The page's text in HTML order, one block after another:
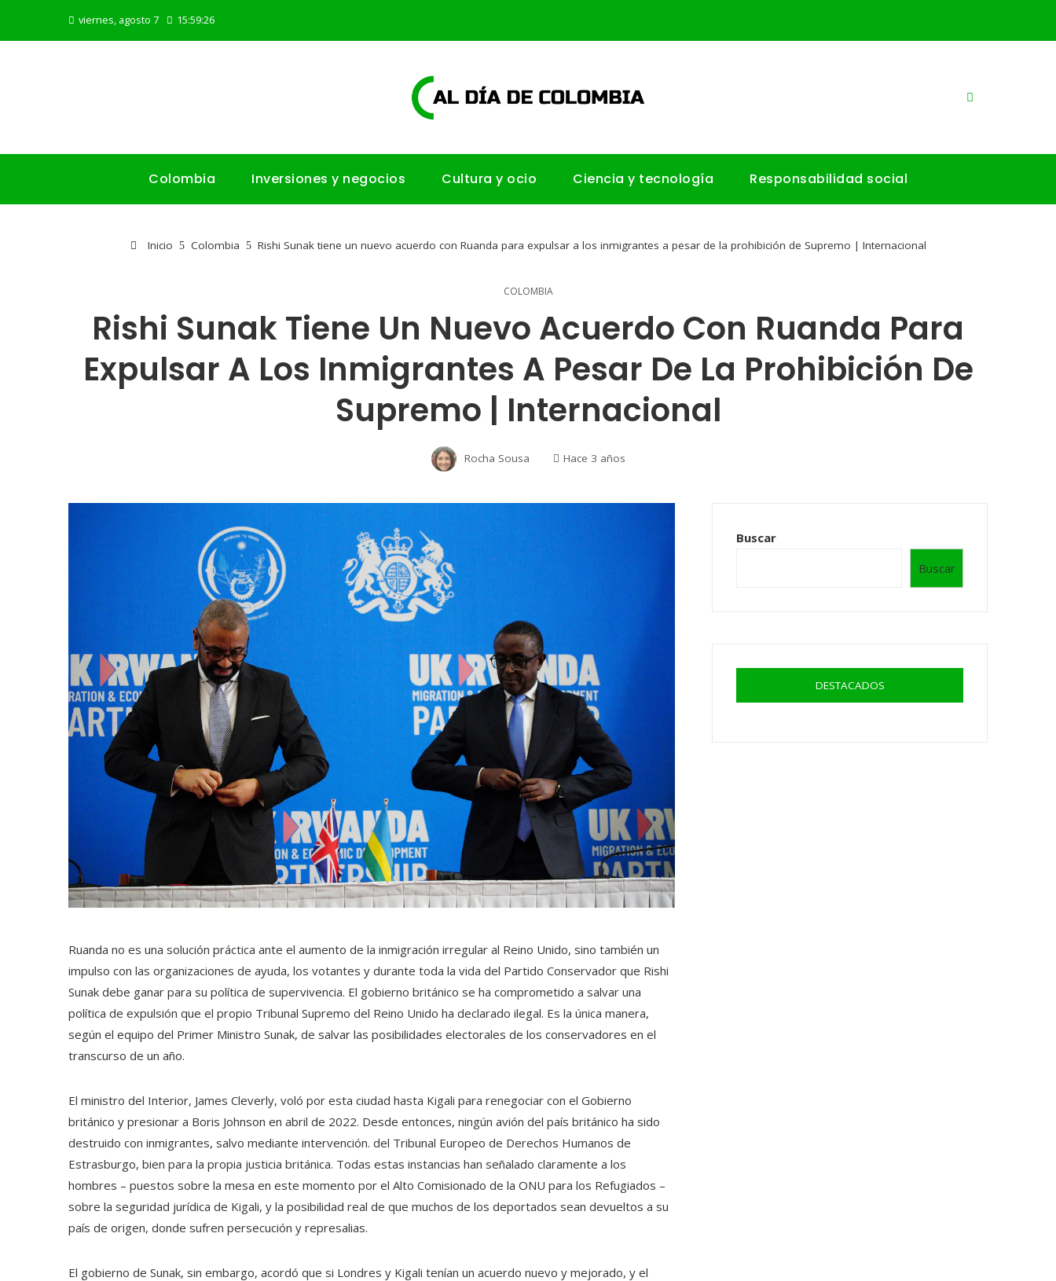
viernes, agosto 7 15:59:27
Colombia Inversiones y negocios Cultura y ocio Ciencia y tecnología Responsabilidad social
Inicio Colombia Rishi Sunak tiene un nuevo acuerdo con Ruanda para expulsar a los inmigrantes a pesar de la prohibición de Supremo | Internacional
COLOMBIA
Rishi Sunak Tiene Un Nuevo Acuerdo Con Ruanda Para
Expulsar A Los Inmigrantes A Pesar De La Prohibición De
Supremo | Internacional
Rocha Sousa Hace 3 años
Ruanda no es una solución práctica ante el aumento de la inmigración irregular al Reino Unido, sino también un
impulso con las organizaciones de ayuda, los votantes y durante toda la vida del Partido Conservador que Rishi
Sunak debe ganar para su política de supervivencia. El gobierno británico se ha comprometido a salvar una
política de expulsión que el propio Tribunal Supremo del Reino Unido ha declarado ilegal. Es la única manera,
según el equipo del Primer Ministro Sunak, de salvar las posibilidades electorales de los conservadores en el
transcurso de un año.
El ministro del Interior, James Cleverly, voló por esta ciudad hasta Kigali para renegociar con el Gobierno
británico y presionar a Boris Johnson en abril de 2022. Desde entonces, ningún avión del país británico ha sido
destruido con inmigrantes, salvo mediante intervención. del Tribunal Europeo de Derechos Humanos de
Estrasburgo, bien para la propia justicia británica. Todas estas instancias han señalado claramente a los
hombres – puestos sobre la mesa en este momento por el Alto Comisionado de la ONU para los Refugiados –
sobre la seguridad jurídica de Kigali, y la posibilidad real de que muchos de los deportados sean devueltos a su
país de origen, donde sufren persecución y represalias.
El gobierno de Sunak, sin embargo, acordó que si Londres y Kigali tenían un acuerdo nuevo y mejorado, y el
Buscar
Buscar
DESTACADOS